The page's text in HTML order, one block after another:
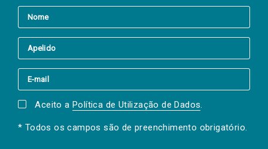
Aceito a Política de Utilização de Dados.
* Todos os campos são de preenchimento obrigatório.